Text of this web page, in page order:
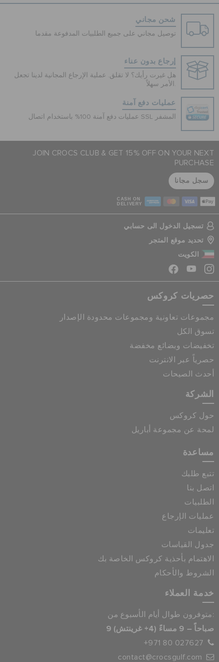
شحن مجاني
توصيل مجاني على جميع الطلبيات المدفوعة مقدما
إرجاع بدون عناء
هل غيرت رأيك؟ لا تقلق. عملية الإرجاع المجانية لدينا تجعل
عمليات دفع آمنة
عمليات دفع آمنة 100% باستخدام اتصال SSL المشفر
JOIN CROCS CLUB & GET 15% OFF ON YOUR NEXT
PURCHASE
سجل مجانا
CASH ON
DELIVERY
تسجيل الدخول الى حسابي
تحديد موقع المتجر
الكويت
حصريات كروكس
مجموعات تعاونية ومجموعات محدودة الإصدار
تسوق الكل
تخفيضات وبضائع مخفضة
حصرياً عبر الانترنت
أحدث الصيحات
الشركة
حول كروكس
لمحة عن مجموعة أباريل
مساعدة
تتبع طلبك
اتصل بنا
الطلبيات
عمليات الإرجاع
تعليمات
جدول القياسات
الاهتمام بأحذية كروكس الخاصة بك
الشروط والأحكام
خدمة العملاء
متوفرون طوال أيام الأسبوع من:
9 صباحاً – 9 مساءً (4+ غرينتش)
+971 80 027627
contact@crocsgulf.com